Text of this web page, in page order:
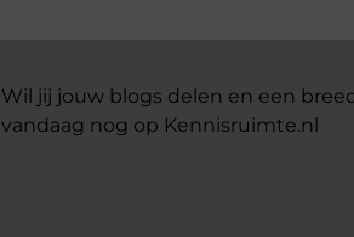
Wil jij jouw blogs delen en een
vandaag nog op Kennisruimte.nl